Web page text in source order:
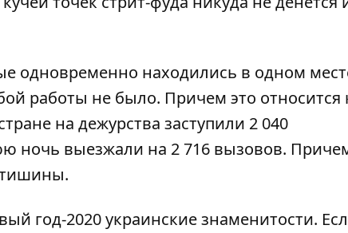
одновременно находились в одном
работы не было. Причем это относится
на дежурства заступили 2 040
ночь выезжали на 2 716 вызовов.
год-2020 украинские знаменитости.